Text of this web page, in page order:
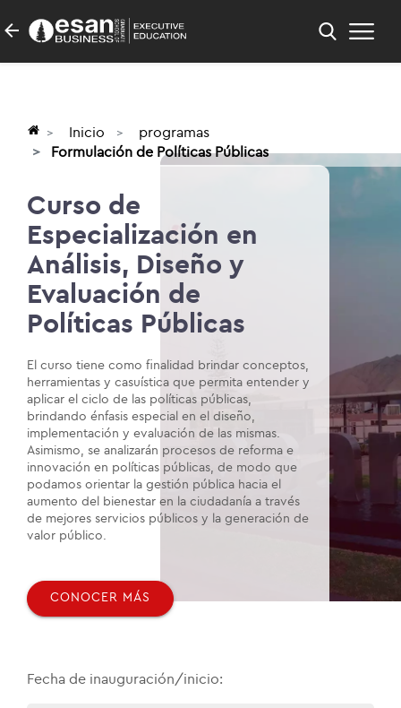
Inicio
programas
Formulación de Políticas Públicas
Curso de
Especialización en
Análisis, Diseño y
Evaluación de
Políticas Públicas
El curso tiene como finalidad brindar conceptos,
herramientas y casuística que permita entender y
aplicar el ciclo de las políticas públicas,
brindando énfasis especial en el diseño,
implementación y evaluación de las mismas.
Asimismo, se analizarán procesos de reforma e
innovación en políticas públicas, de modo que
podamos orientar la gestión pública hacia el
aumento del bienestar en la ciudadanía a través
de mejores servicios públicos y la generación de
valor público.
CONOCER MÁS
Fecha de inauguración/inicio: